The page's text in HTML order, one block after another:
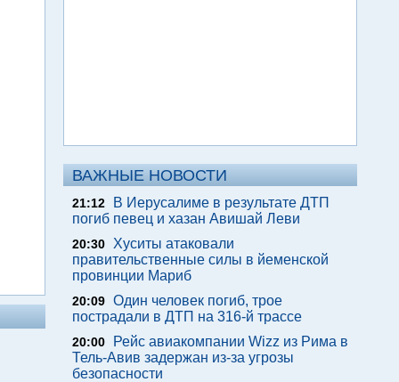
ВАЖНЫЕ НОВОСТИ
21:12
В Иерусалиме в результате ДТП
погиб певец и хазан Авишай Леви
20:30
Хуситы атаковали
правительственные силы в йеменской
провинции Мариб
20:09 Один человек погиб, трое
пострадали в ДТП на 316-й трассе
20:00
Рейс авиакомпании Wizz из Рима в
Тель-Авив задержан из-за угрозы
безопасности